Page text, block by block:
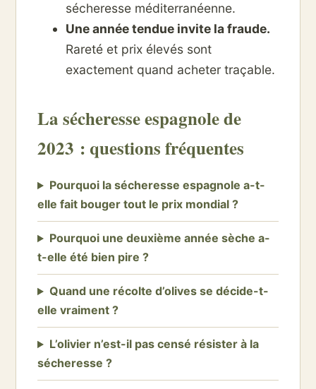
sécheresse méditerranéenne.
Une année tendue invite la fraude.
Rareté et prix élevés sont
exactement quand acheter traçable.
La sécheresse espagnole de
2023 : questions fréquentes
Pourquoi la sécheresse espagnole a-t-
elle fait bouger tout le prix mondial ?
Pourquoi une deuxième année sèche a-
t-elle été bien pire ?
Quand une récolte d’olives se décide-t-
elle vraiment ?
L’olivier n’est-il pas censé résister à la
sécheresse ?